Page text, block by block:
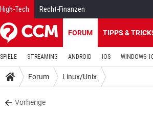
High-Tech Recht-Finanzen
FORUM TIPPS &
SPIELE STREAMING ANDROID IOS WINDOWS
Forum Linux/Unix
Vorherige